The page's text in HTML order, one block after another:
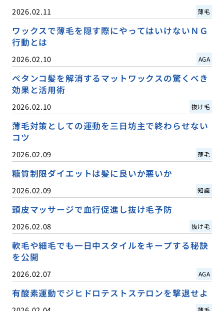
2026.02.11 薄毛
ワックスで薄毛を隠す際にやってはいけないＮＧ
行動とは
2026.02.10 AGA
ペタンコ髪を解消するマットワックスの驚くべき
効果と活用術
2026.02.10 抜け毛
薄毛対策としての運動を三日坊主で終わらせない
コツ
2026.02.09 薄毛
糖質制限ダイエットは髪に良いか悪いか
2026.02.09 知識
頭皮マッサージで血行促進し抜け毛予防
2026.02.08 抜け毛
軟毛や細毛でも一日中スタイルをキープする秘訣
を公開
2026.02.07 AGA
有酸素運動でジヒドロテストステロンを撃退せよ